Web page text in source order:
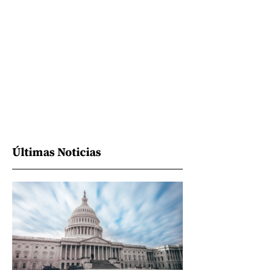
Últimas Noticias